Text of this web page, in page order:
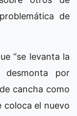
de
“se levanta la
por
cancha como
coloca el nuevo